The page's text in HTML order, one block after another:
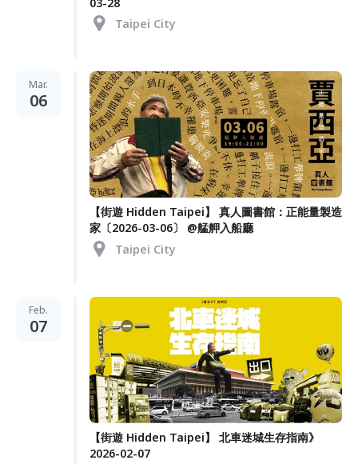
03-28
Taipei City
Mar.
06
【街遊 Hidden Taipei】 真人圖書館：正能量製造
家〔2026-03-06〕 @艋舺入船廳
Taipei City
Feb.
07
【街遊 Hidden Taipei】 北車迷城生存指南》
2026-02-07